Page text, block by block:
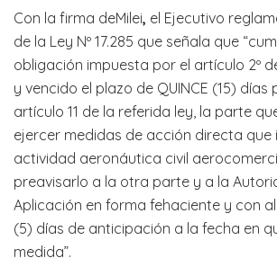
Con la firma deMilei, el Ejecutivo
de la Ley Nº 17.285 que señala que
obligación impuesta por el artículo 2º de
y vencido el plazo de QUINCE (15) días
artículo 11 de la referida ley, la parte
ejercer medidas de acción directa que
actividad aeronáutica civil
preavisarlo a la otra parte y a la
Aplicación en forma fehaciente y con al
(5) días de anticipación a la fecha en
medida”.